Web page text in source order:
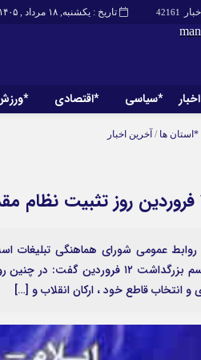
42161 تاریخ : یکشنبه, ۱۸ مرداد , ۱۴۰۵
*سیاسی *اقتصادی
*استان ها / آخرین اخبار
عمومی شورای هماهنگی تبلیغات
برگزاری مراسم بزرگداشت ١٢
و انتخاب قاطع خود ، ارکان انقلاب و […]